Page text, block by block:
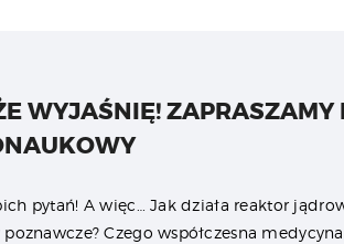
WYJAŚNIĘ! ZAPRASZAMY
pytań! A więc… Jak działa reaktor
Czego współczesna